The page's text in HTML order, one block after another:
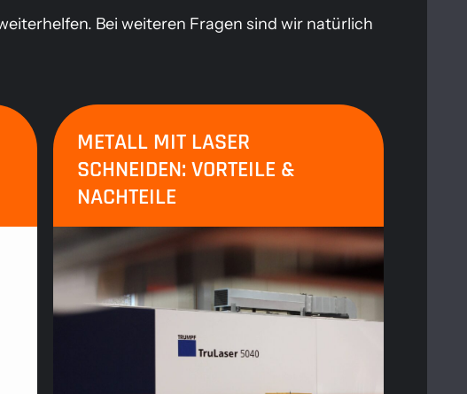
Bei weiteren Fragen sind wir natürlich
METALL MIT LASER
SCHNEIDEN: VORTEILE &
NACHTEILE